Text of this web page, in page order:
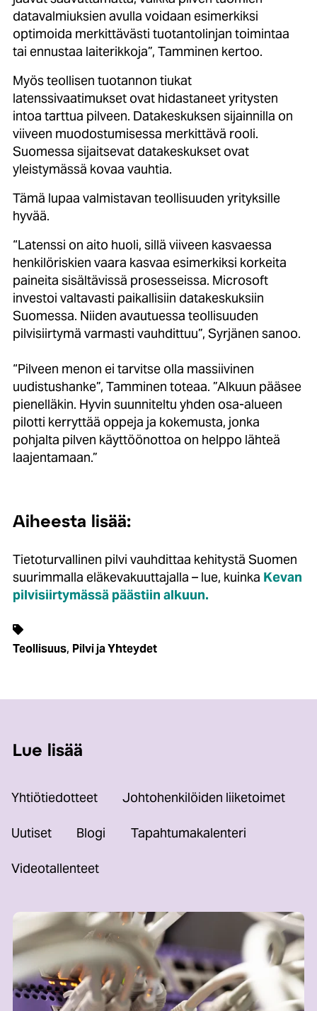
datavalmiuksien avulla voidaan esimerkiksi
optimoida merkittävästi tuotantolinjan toimintaa
tai ennustaa laiterikkoja”, Tamminen kertoo.
Myös teollisen tuotannon tiukat
latenssivaatimukset ovat hidastaneet yritysten
intoa tarttua pilveen. Datakeskuksen sijainnilla on
viiveen muodostumisessa merkittävä rooli.
Suomessa sijaitsevat datakeskukset ovat
yleistymässä kovaa vauhtia.
Tämä lupaa valmistavan teollisuuden yrityksille
hyvää.
“Latenssi on aito huoli, sillä viiveen kasvaessa
henkilöriskien vaara kasvaa esimerkiksi korkeita
paineita sisältävissä prosesseissa. Microsoft
investoi valtavasti paikallisiin datakeskuksiin
Suomessa. Niiden avautuessa teollisuuden
pilvisiirtymä varmasti vauhdittuu”, Syrjänen sanoo.
“Pilveen menon ei tarvitse olla massiivinen
uudistushanke”, Tamminen toteaa. ”Alkuun pääsee
pienelläkin. Hyvin suunniteltu yhden osa-alueen
pilotti kerryttää oppeja ja kokemusta, jonka
pohjalta pilven käyttöönottoa on helppo lähteä
laajentamaan.”
Aiheesta lisää:
Tietoturvallinen pilvi vauhdittaa kehitystä Suomen
suurimmalla eläkevakuuttajalla – lue, kuinka Kevan
pilvisiirtymässä päästiin alkuun.
Teollisuus, Pilvi ja Yhteydet
Lue lisää
Yhtiötiedotteet Johtohenkilöiden liiketoimet
Uutiset Blogi Tapahtumakalenteri
Videotallenteet